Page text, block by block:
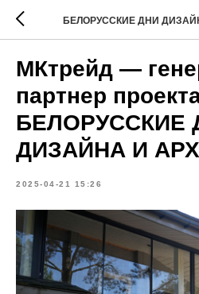
БЕЛОРУССКИЕ ДНИ
МКтрейд —
партнер
БЕЛОРУССКИЕ
ДИЗАЙНА И
2025-04-21 15:26